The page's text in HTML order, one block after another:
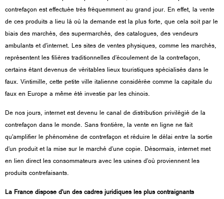
contrefaçon est effectuée très fréquemment au grand jour. En effet, la vente
de ces produits a lieu là où la demande est la plus forte, que cela soit par le
biais des marchés, des supermarchés, des catalogues, des vendeurs
ambulants et d’internet. Les sites de ventes physiques, comme les marchés,
représentent les filières traditionnelles d’écoulement de la contrefaçon,
certains étant devenus de véritables lieux touristiques spécialisés dans le
faux. Vintimille, cette petite ville italienne considérée comme la capitale du
faux en Europe a même été investie par les chinois.
De nos jours, internet est devenu le canal de distribution privilégié de la
contrefaçon dans le monde. Sans frontière, la vente en ligne ne fait
qu’amplifier le phénomène de contrefaçon et réduire le délai entre la sortie
d’un produit et la mise sur le marché d’une copie. Désormais, internet met
en lien direct les consommateurs avec les usines d’où proviennent les
produits contrefaisants.
La France dispose d’un des cadres juridiques les plus contraignants